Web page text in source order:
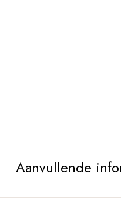
Aanvullende